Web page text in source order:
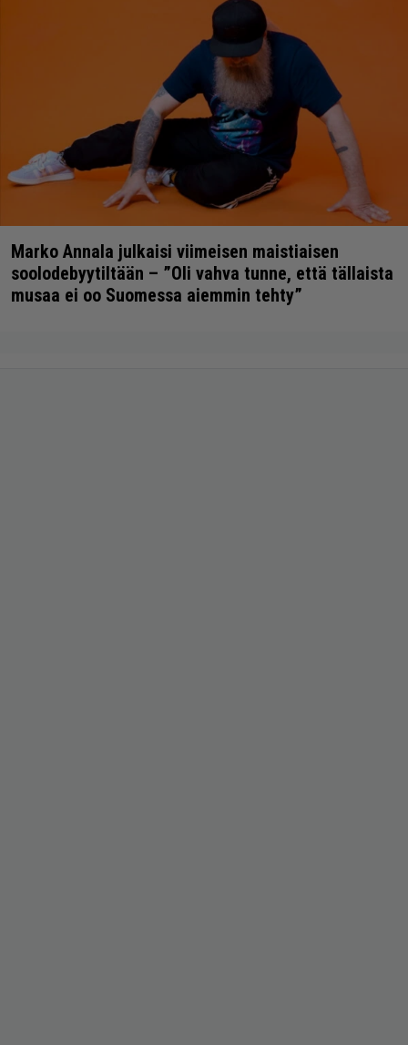
Marko Annala julkaisi viimeisen maistiaisen
soolodebyytiltään – ”Oli vahva tunne, että tällaista
musaa ei oo Suomessa aiemmin tehty”